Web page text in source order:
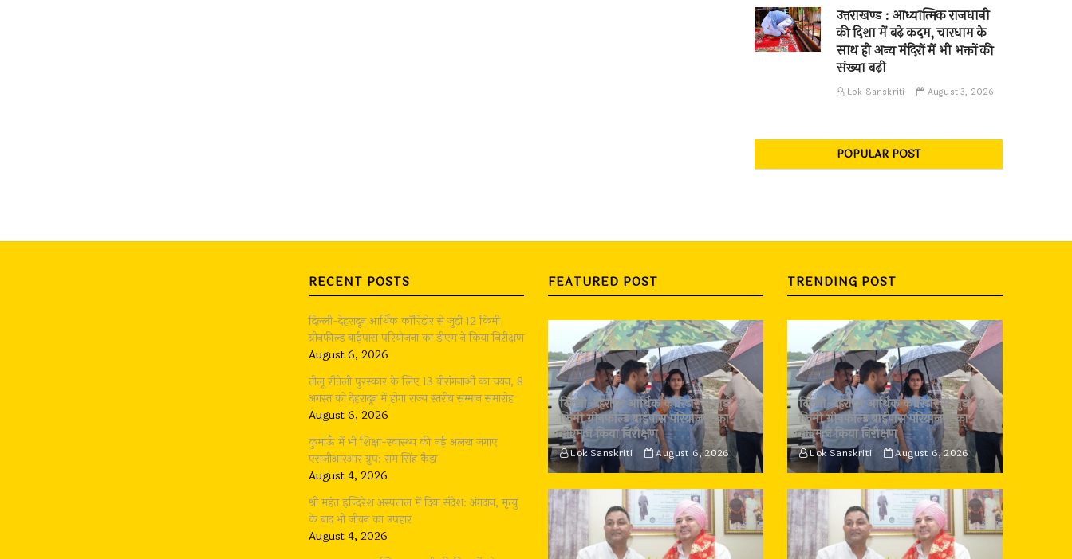
उत्तराखण्ड : आध्यात्मिक राजधानी
की दिशा में बढ़े कदम, चारधाम के
साथ ही अन्य मंदिरों में भी भक्तों की
संख्या बढ़ी
Lok Sanskriti August 3, 2026
POPULAR POST
RECENT POSTS
दिल्ली-देहरादून आर्थिक कॉरिडोर से जुड़ी 12 किमी
ग्रीनफील्ड बाईपास परियोजना का डीएम ने किया निरीक्षण
August 6, 2026
तीलू रौतेली पुरस्कार के लिए 13 वीरांगनाओं का चयन, 8
अगस्त को देहरादून में होगा राज्य स्तरीय सम्मान समारोह
August 6, 2026
कुमाऊँ में भी शिक्षा-स्वास्थ्य की नई अलख जगाए
एसजीआरआर ग्रुप: राम सिंह कैड़ा
August 4, 2026
श्री महंत इन्दिरेश अस्पताल में दिया संदेश: अंगदान, मृत्यु
के बाद भी जीवन का उपहार
August 4, 2026
FEATURED POST
दिल्ली-देहरादून आर्थिक कॉरिडोर से जुड़ी 12
किमी ग्रीनफील्ड बाईपास परियोजना का
डीएम ने किया निरीक्षण
Lok Sanskriti August 6, 2026
TRENDING POST
दिल्ली-देहरादून आर्थिक कॉरिडोर से जुड़ी 12
किमी ग्रीनफील्ड बाईपास परियोजना का
डीएम ने किया निरीक्षण
Lok Sanskriti August 6, 2026